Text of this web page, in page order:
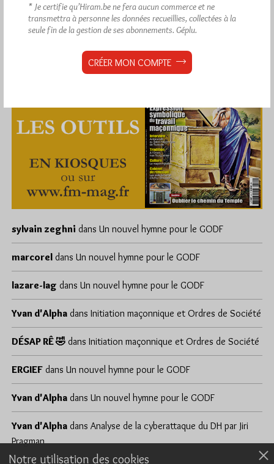
sylvain zeghni dans Un nouvel hymne pour le GODF
marcorel dans Un nouvel hymne pour le GODF
lazare-lag dans Un nouvel hymne pour le GODF
Yvan d'Alpha dans Initiation maçonnique et Ordres de Société
DÉSAP RÊ 🤣 dans Initiation maçonnique et Ordres de Société
ERGIEF dans Un nouvel hymne pour le GODF
Yvan d'Alpha dans Un nouvel hymne pour le GODF
Yvan d'Alpha dans Analyse de la cyberattaque du DH par Jiri
Pragman
Notre utilisation des cookies
* Je certifie qu’Hiram.be ne fera aucun commerce et ne
transmettra à personne les données recueillies, collectées à la
seule fin de la gestion de ses abonnements. Géplu.
CRÉER MON COMPTE